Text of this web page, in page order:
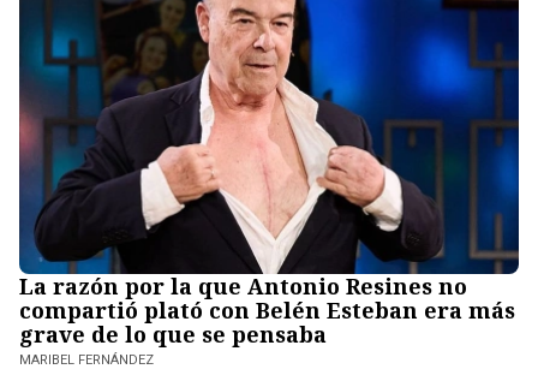
La razón por la que Antonio Resines no
compartió plató con Belén Esteban era más
grave de lo que se pensaba
MARIBEL FERNÁNDEZ